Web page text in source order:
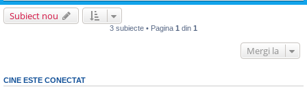
Subiect nou
3 subiecte • Pagina 1 din 1
Mergi la
CINE ESTE CONECTAT